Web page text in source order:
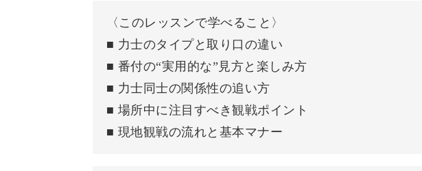
相撲の見どころには、ポイントがあります。
どこに注目すればいいのかを、実際の映像を使いながらわ
す。
〈このレッスンで学べること〉
■ 力士のタイプと取り口の違い
■ 番付の“実用的な”見方と楽しみ方
■ 力士同士の関係性の追い方
■ 場所中に注目すべき観戦ポイント
■ 現地観戦の流れと基本マナー